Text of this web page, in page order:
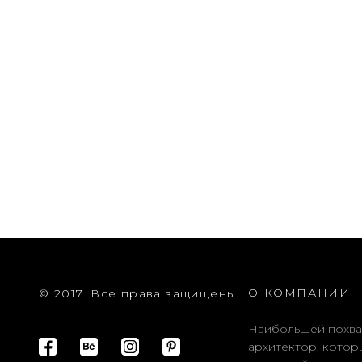
© 2017. Все права защищены. О КОМПАНИИ
Наибольшей
архитектор,